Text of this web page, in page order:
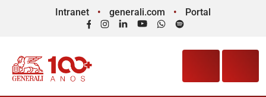
Intranet generali.com
Portal
FacebookInstagram
LinkedInYouTubeWhatsApp
Spotify